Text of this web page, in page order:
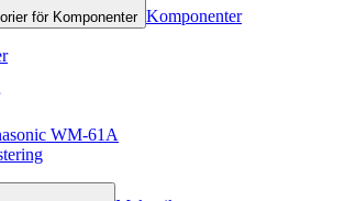
för Komponenter Komponenter
WM-61A